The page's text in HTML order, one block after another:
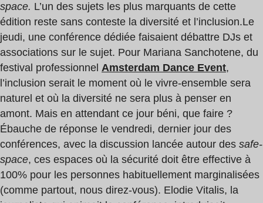
space. L’un des sujets les plus marquants de cette
édition reste sans conteste la diversité et l’inclusion.Le
jeudi, une conférence dédiée faisaient débattre DJs et
associations sur le sujet. Pour Mariana Sanchotene, du
festival professionnel Amsterdam Dance Event,
l’inclusion serait le moment où le vivre-ensemble sera
naturel et où la diversité ne sera plus à penser en
amont. Mais en attendant ce jour béni, que faire ?
Ébauche de réponse le vendredi, dernier jour des
conférences, avec la discussion lancée autour des safe-
space, ces espaces où la sécurité doit être effective à
100% pour les personnes habituellement marginalisées
(comme partout, nous direz-vous). Elodie Vitalis, la